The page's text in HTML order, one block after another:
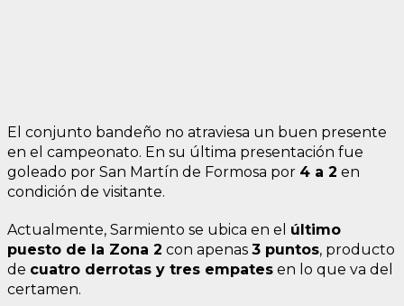
El conjunto bandeño no atraviesa un buen presente
en el campeonato. En su última presentación fue
goleado por San Martín de Formosa por 4 a 2 en
condición de visitante.
Actualmente, Sarmiento se ubica en el último
puesto de la Zona 2 con apenas 3 puntos, producto
de cuatro derrotas y tres empates en lo que va del
certamen.